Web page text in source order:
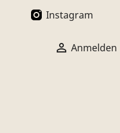
Instagram
 Anmelden